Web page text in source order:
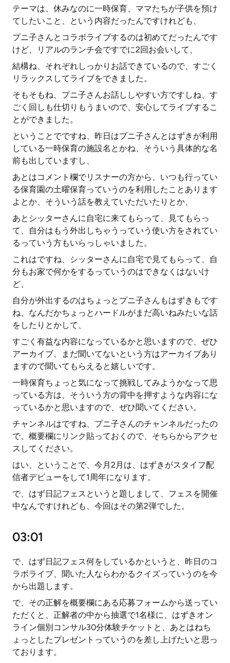
テーマは、休みなのに一時保育、ママたちが子供を預け
てしたいこと、という内容だったんですけれども、
プニ子さんとコラボライブするのは初めてだったんです
けど、リアルのランチ会ですでに2回お会いして、
結構ね、それぞれしっかりお話できているので、すごく
リラックスしてライブをできました。
そもそもね、プニ子さんお話ししやすい方ですしね、す
ごく回しも仕切りもうまいので、安心してライブするこ
とができました。
ということでですね、昨日はプニ子さんとはずきが利用
している一時保育の施設名とかね、そういう具体的な名
前も出していますし、
あとはコメント欄でリスナーの方から、いつも行ってい
る保育園の土曜保育っていうのを利用したことあります
よとか、そういう話を教えていただいたりとか、
あとシッターさんに自宅に来てもらって、見てもらっ
て、自分はもう外出しちゃうっていう使い方をされてい
るっていう方もいらっしゃいました。
これはですね、シッターさんに自宅で見てもらって、自
分もお家で何かをするっていうのはできなくはないけ
ど、
自分が外出するのはちょっとプニ子さんもはずきもです
ね、なんだかちょっとハードルがまだ高いねみたいな話
をしたりとかして、
すごく有益な内容になっているかと思いますので、ぜひ
アーカイブ、まだ聞いてないという方はアーカイブあり
ますので聞いてもらえると嬉しいです。
一時保育ちょっと気になって挑戦してみようかなって思
っている方は、そういう方の背中を押すような内容にな
っているかと思いますので、ぜひ聞いてください。
チャンネルはですね、プニ子さんのチャンネルだったの
で、概要欄にリンク貼っておくので、そちらからアクセ
スしてください。
はい、ということで、今月2月は、はずきがスタイフ配
信者デビューをして1周年になります。
で、はず日記フェスというと題しまして、フェスを開催
中なんですけれども、今回はその第2弾でした。
03:01
で、はず日記フェス何をしているかというと、昨日のコ
ラボライブ、聞いた人ならわかるクイズっていうのを今
から出題します。
で、その正解を概要欄にある応募フォームから送ってい
ただくと、正解者の中から抽選で1名様に、はずきオン
ライン個別コンサル30分体験チケットと、あとはねち
ょっとしたプレゼントっていうのを差し上げたいと思っ
ております。